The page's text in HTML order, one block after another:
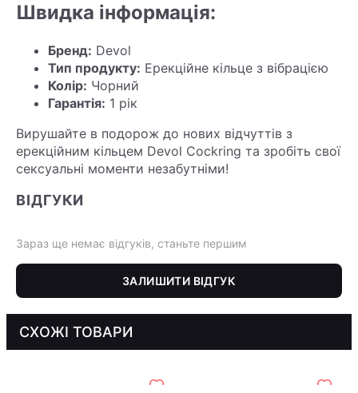
Швидка інформація:
Бренд: Devol
Тип продукту: Ерекційне кільце з вібрацією
Колір: Чорний
Гарантія: 1 рік
Вирушайте в подорож до нових відчуттів з
ерекційним кільцем Devol Cockring та зробіть свої
сексуальні моменти незабутніми!
ВІДГУКИ
Зараз ще немає відгуків, станьте першим
ЗАЛИШИТИ ВІДГУК
СХОЖІ ТОВАРИ